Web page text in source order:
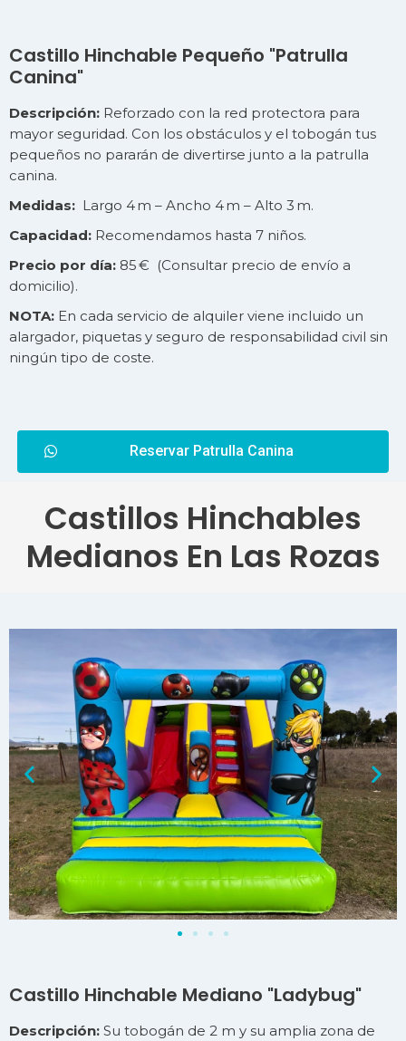
Castillo Hinchable Pequeño "Patrulla
Canina"
Descripción: Reforzado con la red protectora para
mayor seguridad. Con los obstáculos y el tobogán tus
pequeños no pararán de divertirse junto a la patrulla
canina.
Medidas: Largo 4 m – Ancho 4 m – Alto 3 m.
Capacidad: Recomendamos hasta 7 niños.
Precio por día: 85 € (Consultar precio de envío a
domicilio).
NOTA: En cada servicio de alquiler viene incluido un
alargador, piquetas y seguro de responsabilidad civil sin
ningún tipo de coste.
Reservar Patrulla Canina
Castillos Hinchables
Medianos En Las Rozas
Castillo Hinchable Mediano "Ladybug"
Descripción: Su tobogán de 2 m y su amplia zona de